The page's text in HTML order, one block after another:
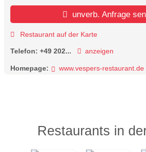
unverb. Anfrage
Restaurant auf der Karte
Telefon: +49 202... anzeigen
Homepage: www.vespers-restaurant.de
Restaurants in